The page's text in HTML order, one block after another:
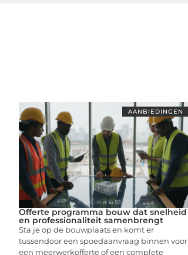
AANBIEDINGEN
Offerte programma bouw dat snelheid
en professionaliteit samenbrengt
Sta je op de bouwplaats en komt er
tussendoor een spoedaanvraag binnen voor
een meerwerkofferte of een complete